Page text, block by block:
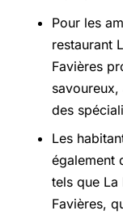
Pour les
restaurant
Favières
des
Les
également
tels que La
Favières,